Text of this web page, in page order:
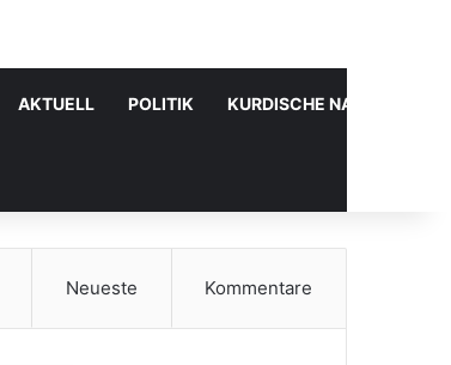
AKTUELL POLITIK KURDISCHE
Neueste Kommentare